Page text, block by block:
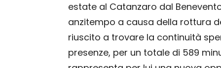
estate al Catanzaro dal
anzitempo a causa della rottura
riuscito a trovare la continuità
presenze, per un totale di 589